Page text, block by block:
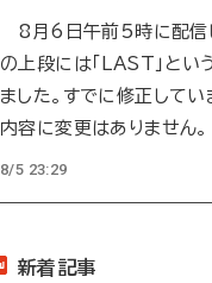
8月6日午前5時に配信
の上段には「LAST」とい
ました。すでに修正してい
内容に変更はありません。
8/5 23:29
新着記事